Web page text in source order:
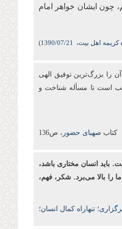
چون ایشان خواهر امام
اهل بیت، 1390/07/21
)
را بزرگ‌ترین توفیق الهی
است تا مسأله شناخت و
کتاب صهبای حضور، ص136
باید انسان مختاری باشد،
را بالا می‌برد. شکر، فهم،
تنهاراه کمال انسان؛